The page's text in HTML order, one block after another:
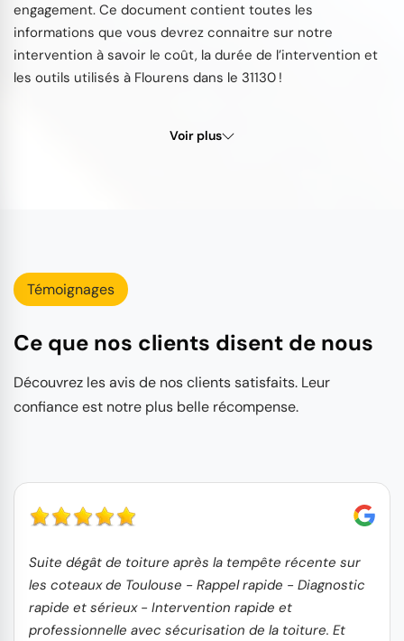
engagement. Ce document contient toutes les
informations que vous devrez connaitre sur notre
intervention à savoir le coût, la durée de l’intervention et
les outils utilisés à Flourens dans le 31130 !
Voir plus
Témoignages
Ce que nos clients disent de nous
Découvrez les avis de nos clients satisfaits. Leur
confiance est notre plus belle récompense.
Suite dégât de toiture après la tempête récente sur
les coteaux de Toulouse - Rappel rapide - Diagnostic
rapide et sérieux - Intervention rapide et
professionnelle avec sécurisation de la toiture. Et